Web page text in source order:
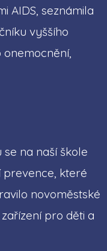
AIDS, seznámila
vyššího
na naší škole
které
novoměstské
pro děti a